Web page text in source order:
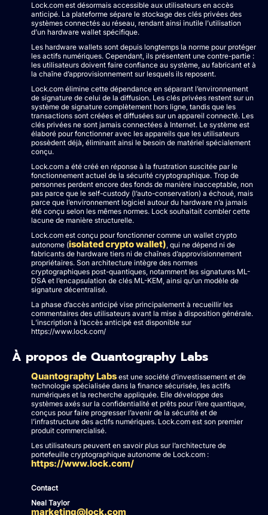
Lock.com est désormais accessible aux utilisateurs en accès
anticipé. La plateforme sépare le stockage des clés privées des
systèmes connectés au réseau, rendant ainsi inutile l’utilisation
d’un hardware wallet spécifique.
Les hardware wallets sont depuis longtemps la norme pour protéger
les actifs numériques. Cependant, ils présentent une contre-partie :
les utilisateurs doivent faire confiance au système, au fabricant et à
la chaîne d’approvisionnement sur lesquels ils reposent.
Lock.com élimine cette dépendance en séparant l’environnement
de signature de celui de la diffusion. Les clés privées restent sur un
système de signature complètement hors ligne, tandis que les
transactions sont créées et diffusées sur un appareil connecté. Les
clés privées ne sont jamais connectées à Internet. Le système est
élaboré pour fonctionner avec les appareils que les utilisateurs
possèdent déjà, éliminant ainsi le besoin de matériel spécialement
conçu.
Lock.com a été créé en réponse à la frustration suscitée par le
fonctionnement actuel de la sécurité cryptographique. Trop de
personnes perdent encore des fonds de manière inacceptable, non
pas parce que le self-custody (l’auto-conservation) a échoué, mais
parce que l’environnement logiciel autour du hardware n’a jamais
été conçu selon les mêmes normes. Lock souhaitait combler cette
lacune de manière structurelle.
Lock.com est conçu pour fonctionner comme un wallet crypto
autonome (isolated crypto wallet), qui ne dépend ni de
fabricants de hardware tiers ni de chaînes d’approvisionnement
propriétaires. Son architecture intègre des normes
cryptographiques post-quantiques, notamment les signatures ML-
DSA et l’encapsulation de clés ML-KEM, ainsi qu’un modèle de
signature décentralisé.
La phase d’accès anticipé vise principalement à recueillir les
commentaires des utilisateurs avant la mise à disposition générale.
L’inscription à l’accès anticipé est disponible sur
https://www.lock.com/
À propos de Quantography Labs
Quantography Labs est une société d’investissement et de
technologie spécialisée dans la finance sécurisée, les actifs
numériques et la recherche appliquée. Elle développe des
systèmes axés sur la confidentialité et prêts pour l’ère quantique,
conçus pour faire progresser l’avenir de la sécurité et de
l’infrastructure des actifs numériques. Lock.com est son premier
produit commercialisé.
Les utilisateurs peuvent en savoir plus sur l’architecture de
portefeuille cryptographique autonome de Lock.com :
https://www.lock.com/
Contact
Neal Taylor
marketing@lock.com